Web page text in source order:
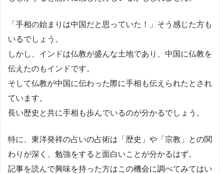
「手相の始まりは中国だと思っていた！」そう感じた方も
いるでしょう。
しかし、インドは仏教が盛んな土地であり、中国に仏教を
伝えたのもインドです。
そして仏教が中国に伝わった際に手相も伝えられたとされ
ています。
長い歴史と共に手相も歩んでいるのが分かるでしょう。
特に、東洋発祥の占いの占術は「歴史」や「宗教」との関
わりが深く、勉強をすると面白いことが分かるはず。
記事を読んで興味を持った方はこの機会に調べてみてはい